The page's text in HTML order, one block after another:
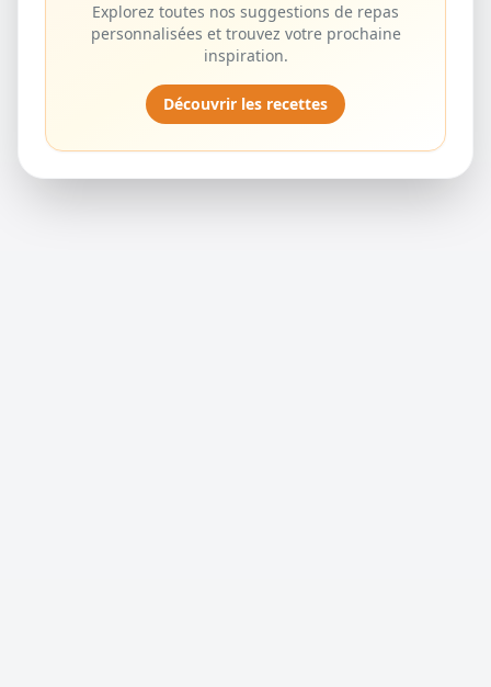
Explorez toutes nos suggestions de repas
personnalisées et trouvez votre prochaine
inspiration.
Découvrir les recettes